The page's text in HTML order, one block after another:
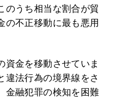
のうち相当な割合が貿
の不正移動に最も悪用
資金を移動させていま
違法行為の境界線をさ
金融犯罪の検知を困難